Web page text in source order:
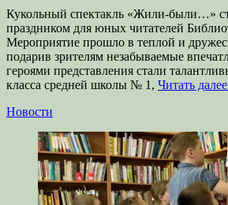
Кукольный спектакль «Жили-были…»
праздником для юных читателей
Мероприятие прошло в теплой и
подарив зрителям незабываемые
героями представления стали
класса средней школы № 1, Читать
Категории
Новости